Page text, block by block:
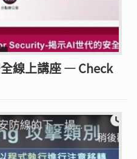
線上講座 — Check